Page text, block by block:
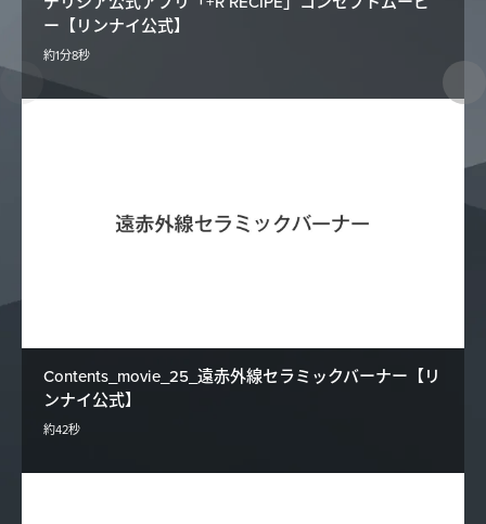
ー【リンナイ公式】
約1分8秒
Contents_movie_25_遠赤外線セラミックバーナー【リ
ンナイ公式】
約42秒